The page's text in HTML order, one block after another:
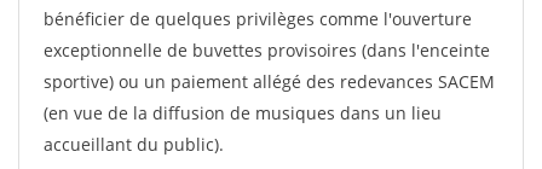
bénéficier de quelques privilèges comme l'ouverture
exceptionnelle de buvettes provisoires (dans l'enceinte
sportive) ou un paiement allégé des redevances SACEM
(en vue de la diffusion de musiques dans un lieu
accueillant du public).